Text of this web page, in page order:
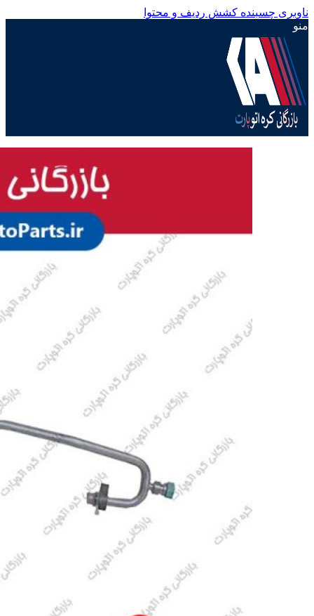
ناوبری چسبنده کشش ردیف و محتوا
منو